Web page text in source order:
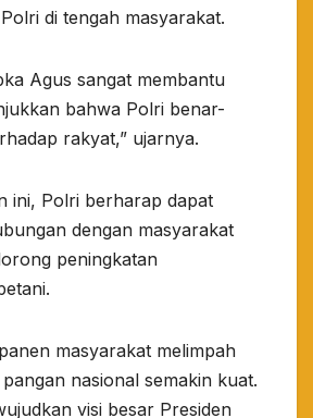
di tengah masyarakat.
Agus sangat membantu
bahwa Polri benar-
rakyat,” ujarnya.
ini, Polri berharap dapat
dengan masyarakat
peningkatan
masyarakat melimpah
nasional semakin kuat.
visi besar Presiden